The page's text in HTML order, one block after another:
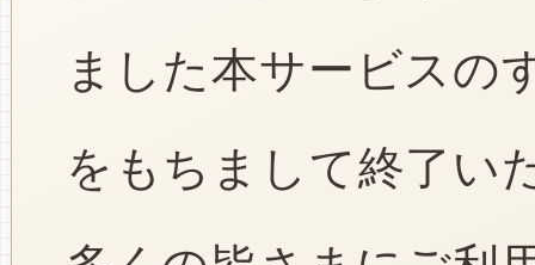
ました本サービスの
をもちまして終了い